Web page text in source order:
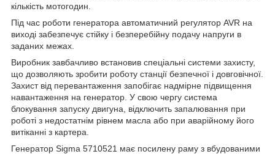
кількість мотогодин.
Під час роботи генератора автоматичний регулятор AVR на
виході забезпечує стійку і безперебійну подачу напруги в
заданих межах.
Виробник завбачливо встановив спеціальні системи захисту,
що дозволяють зробити роботу станції безпечної і довговічної.
Захист від перевантаження запобігає надмірне підвищення
навантаження на генератор. У свою чергу система
блокування запуску двигуна, відключить запалювання при
роботі з недостатнім рівнем масла або при аварійному його
витіканні з картера.
Генератор Sigma 5710521 має посилену раму з вбудованими